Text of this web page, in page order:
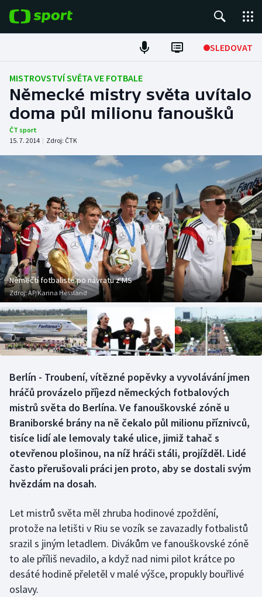
SLEDOVAT
Fotbal
Hokej
Tenis
Atletika
DALŠÍ SPORTY
Americký fotbal
Baseball a softbal
Basketbal
Biatlon
Boby a skeleton
Box
Curling
Dostihy
Florbal
Golf
Gymnastika
Házená
NEPŘEHLÉDNĚTE
Soutěže
Historické návraty
Aplikace ČT sport
AZ kvíz
MISTROVSTVÍ SVĚTA VE FOTBALE
Německé mistry světa uvítalo
doma půl milionu fanoušků
ČT sport
15. 7. 2014 | Zdroj: ČTK
Němečtí fotbalisté po návratu z MS
Zdroj:AP/Karina Hessland
Berlín - Troubení, vítězné popěvky a vyvolávání jmen
hráčů provázelo příjezd německých fotbalových
mistrů světa do Berlína. Ve fanouškovské zóně u
Braniborské brány na ně čekalo půl milionu příznivců,
tisíce lidí ale lemovaly také ulice, jimiž tahač s
otevřenou plošinou, na níž hráči stáli, projížděl. Lidé
často přerušovali práci jen proto, aby se dostali svým
hvězdám na dosah.
Let mistrů světa měl zhruba hodinové zpoždění,
protože na letišti v Riu se vozík se zavazadly fotbalistů
srazil s jiným letadlem. Divákům ve fanouškovské zóně
to ale příliš nevadilo, a když nad nimi pilot krátce po
desáté hodině přeletěl v malé výšce, propukly bouřlivé
oslavy.